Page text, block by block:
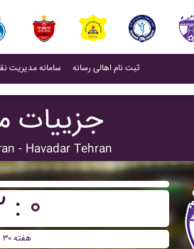
سامانه مدیریت (current)
ثبت نام اهالی رسانه(current)
جزییات
- Havadar Tehran
۲ :
هفته ۳۰